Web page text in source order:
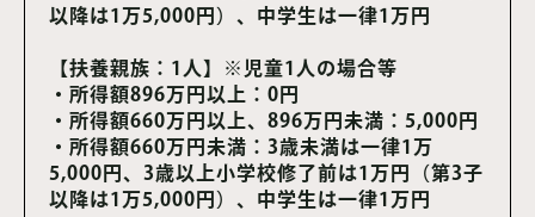
以降は1万5,000円）、中学生は一律1万円
【扶養親族：1人】※児童1人の場合等
・所得額896万円以上：0円
・所得額660万円以上、896万円未満：5,000円
・所得額660万円未満：3歳未満は一律1万
5,000円、3歳以上小学校修了前は1万円（第3子
以降は1万5,000円）、中学生は一律1万円